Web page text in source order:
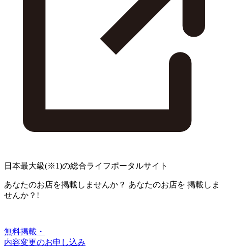
日本最大級(※1)の総合ライフポータルサイト
あなたのお店を掲載しませんか？ あなたのお店を 掲載しま
せんか？!
無料掲載・
内容変更のお申し込み